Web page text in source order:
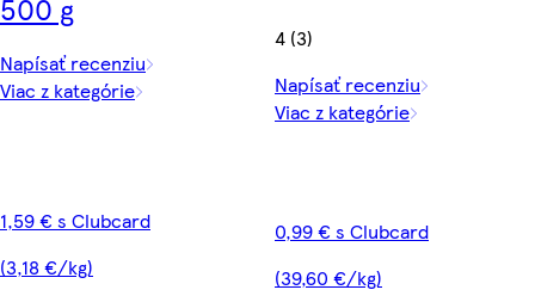
Napísať recenziu
Viac z kategórie
1,59 € s Clubcard
(3,18 €/kg)
4 (3)
Napísať recenziu
Viac z kategórie
0,99 € s Clubcard
(39,60 €/kg)